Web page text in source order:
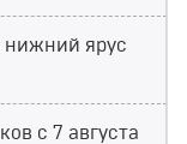
нижний ярус
с 7 августа